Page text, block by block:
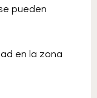
pueden
en la zona